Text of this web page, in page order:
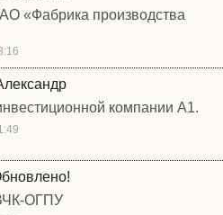
«Фабрика производства
компании А1.
ОГПУ